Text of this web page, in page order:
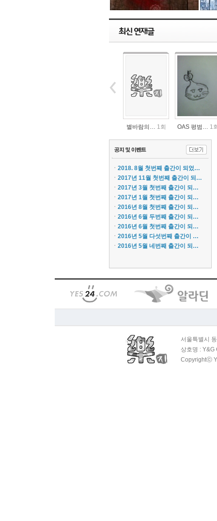
별바람의… 1회 OAS 평범… 1
동료 없… 1회 동료 없…
OAS 평범… 1회
ㆍ 2018. 8월 첫번째 출간이 되었…
ㆍ 2017년 11월 첫번째 출간이 되…
ㆍ 2017년 3월 첫번째 출간이 되…
ㆍ 2017년 1월 첫번째 출간이 되…
ㆍ 2016년 8월 첫번째 출간이 되…
ㆍ 2016년 6월 두번째 출간이 되…
ㆍ 2016년 6월 첫번째 출간이 되…
ㆍ 2016년 5월 다섯번째 출간이 …
ㆍ 2016년 5월 네번째 출간이 되…
서울특별시
상호명 :
Copyrightⓒ